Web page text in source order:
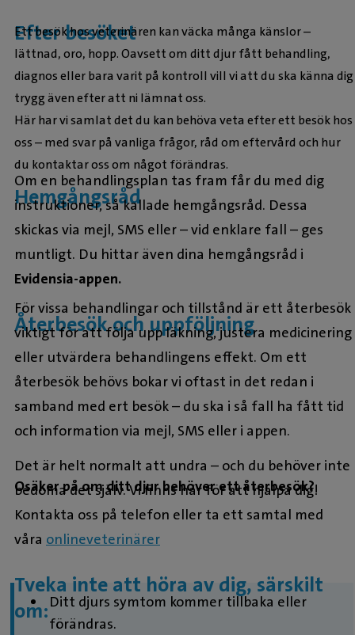
Efter besöket
Ett besök hos veterinären kan väcka många känslor –
lättnad, oro, hopp. Oavsett om ditt djur fått behandling,
diagnos eller bara varit på kontroll vill vi att du ska känna dig
trygg även efter att ni lämnat oss.
Här har vi samlat det du kan behöva veta efter ett besök hos
oss – med svar på vanliga frågor, råd om eftervård och hur
du kontaktar oss om något förändras.
Hemgångsråd
Om en behandlingsplan tas fram får du med dig
instruktioner, så kallade hemgångsråd. Dessa
skickas via mejl, SMS eller – vid enklare fall – ges
muntligt. Du hittar även dina hemgångsråd i
Evidensia-appen.
Återbesök och uppföljning
För vissa behandlingar och tillstånd är ett återbesök
viktigt för att följa upp läkning, justera medicinering
eller utvärdera behandlingens effekt. Om ett
återbesök behövs bokar vi oftast in det redan i
samband med ert besök – du ska i så fall ha fått tid
och information via mejl, SMS eller i appen.
Osäker på om ditt djur behöver ett återbesök?
Det är helt normalt att undra – och du behöver inte
bedöma det själv. Vi finns här för att hjälpa dig!
Kontakta oss på telefon eller ta ett samtal med
våra onlineveterinärer
Tveka inte att höra av dig, särskilt
om:Ditt djurs symtom kommer tillbaka eller
förändras.